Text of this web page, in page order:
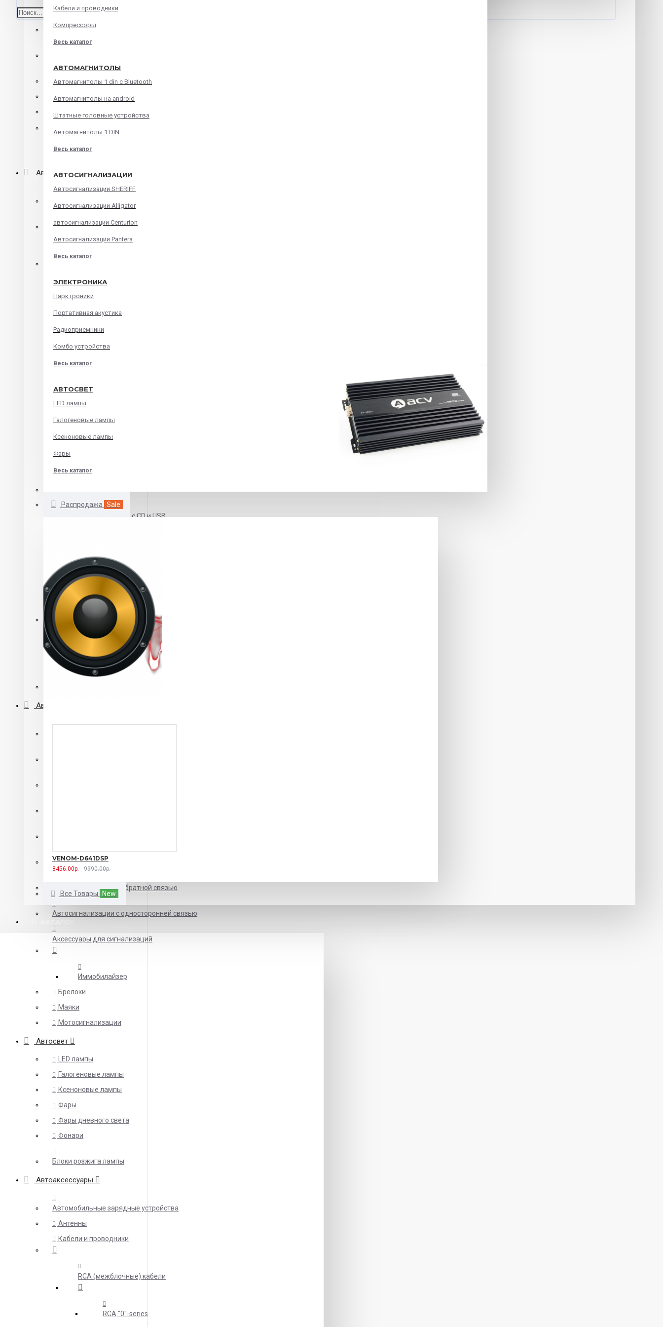
Кабели и проводники
Компрессоры
Весь каталог
АВТОМАГНИТОЛЫ
Автомагнитолы 1 din с Bluetooth
Автомагнитолы на android
Штатные головные устройства
Автомагнитолы 1 DIN
Весь каталог
АВТОСИГНАЛИЗАЦИИ
Автосигнализации SHERIFF
Автосигнализации Alligator
автосигнализации Centurion
Автосигнализации Pantera
Весь каталог
ЭЛЕКТРОНИКА
Парктроники
Портативная акустика
Радиоприемники
Комбо устройства
Весь каталог
АВТОСВЕТ
LED лампы
Галогеновые лампы
Ксеноновые лампы
Фары
Весь каталог
Распродажа Sale
VENOM-D641DSP
8456.00р. 9990.00р.
Все Товары New
Среднечастотные динамики
Корпусная акустика
Компонентная акустика
Твитеры
Корпуса для сабвуфера
Автомагнитолы
Автомагнитолы на android
Штатные головные устройства
Audi
BMW
Chevrolet
Lada
Mazda
Mitsubishi
Автомагнитолы с CD и USB
DVD автомагнитолы
Автомагнитолы с выдвижным экраном
Автомагнитолы 2 DIN
Автомагнитолы 2 din CD\MP3
Автомагнитолы 2 din с DVD приводом
Автосигнализации
Автосигнализации с автозапуском
Автосигнализации с обратной связью
Автосигнализации с односторонней связью
Аксессуары для сигнализаций
Иммобилайзер
Брелоки
Маяки
Мотосигнализации
Автосвет
LED лампы
Галогеновые лампы
Ксеноновые лампы
Фары
Фары дневного света
Фонари
Блоки розжига лампы
Автоаксессуары
Автомобильные зарядные устройства
Антенны
Кабели и проводники
RCA (межблочные) кабели
RCA "0"-series